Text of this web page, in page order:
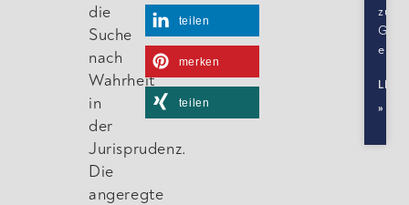
die
Suche
nach
Wahrheit
in
der
Jurisprudenz.
Die
angeregte
teilen
merken
teilen
zum
ein.
»